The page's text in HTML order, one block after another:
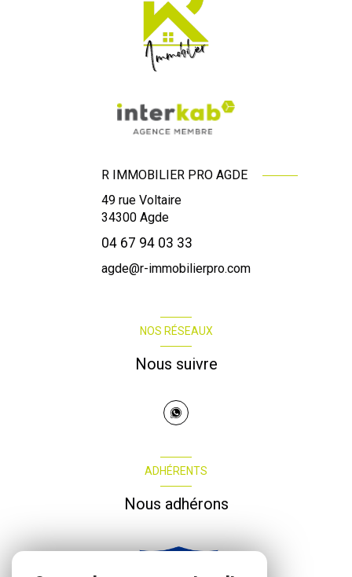
R IMMOBILIER PRO AGDE
49 rue Voltaire
34300 Agde
04 67 94 03 33
agde@r-immobilierpro.com
NOS RÉSEAUX
Nous suivre
ADHÉRENTS
Nous adhérons